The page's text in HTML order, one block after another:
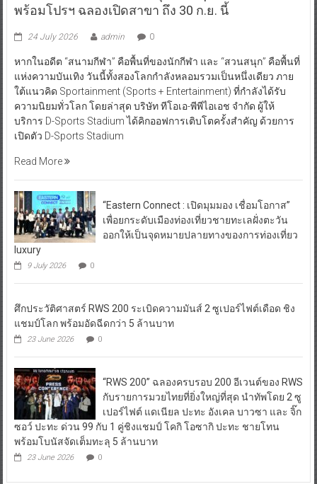
พร้อมโปรฯ ฉลองเปิดสาขา ถึง 30 ก.ย. นี้
24 July 2026 admin 0
หากในอดีต “สนามกีฬา” คือพื้นที่ของนักกีฬา และ “สวนสนุก” คือพื้นที่
แห่งความบันเทิง วันนี้ทั้งสองโลกกำลังหลอมรวมเป็นหนึ่งเดียว ภาย
ใต้แนวคิด Sportainment (Sports + Entertainment) ที่กำลังได้รับ
ความนิยมทั่วโลก โดยล่าสุด บริษัท ทีโอเอ-พีพีไอเอช จำกัด ผู้ให้
บริการ D-Sports Stadium ได้คิกออฟการเติบโตครั้งสำคัญ ด้วยการ
เปิดตัว D-Sports Stadium
Read More
“Eastern Connect : เปิดมุมมอง เชื่อมโอกาส”
เพื่อยกระดับเมืองท่องเที่ยวชายทะเลฝั่งตะวัน
ออกให้เป็นจุดหมายปลายทางของการท่องเที่ยว
luxury
9 July 2026 0
ศึกประวัติศาสตร์ RWS 200 ระเบิดความมันส์ 2 ซูเปอร์ไฟต์เดือด ชิง
แชมป์โลก พร้อมอัดฉีดกว่า 5 ล้านบาท
23 June 2026 0
“RWS 200” ฉลองครบรอบ 200 อีเวนต์ของ RWS
กับรายการมวยไทยที่ยิ่งใหญ่ที่สุด นำทัพโดย 2 ซู
เปอร์ไฟต์ แดเนียล ปะทะ อังเคล บาวซา และ จิ๊ก
ซอว์ ปะทะ ด่วน 99 กับ 1 คู่ชิงแชมป์ โคกิ โอซากิ ปะทะ ชายโทน
พร้อมโบนัสจัดเต็มทะลุ 5 ล้านบาท
23 June 2026 0